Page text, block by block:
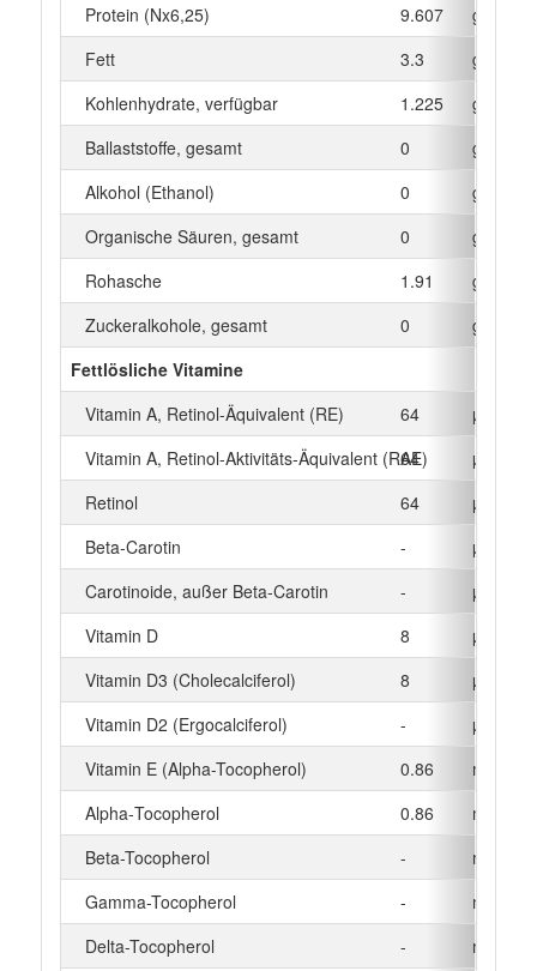
Protein (Nx6,25)
9.607
g
Fett
3.3
g
Kohlenhydrate, verfügbar
1.225
g
Ballaststoffe, gesamt
0
g
Alkohol (Ethanol)
0
g
Organische Säuren, gesamt
0
g
Rohasche
1.91
g
Zuckeralkohole, gesamt
0
g
Fettlösliche Vitamine
Vitamin A, Retinol-Äquivalent (RE)
64
µg
Vitamin A, Retinol-Aktivitäts-Äquivalent (RAE)
64
µg
Retinol
64
µg
Beta‑Carotin
-
µg
Carotinoide, außer Beta-Carotin
-
µg
Vitamin D
8
µg
Vitamin D3 (Cholecalciferol)
8
µg
Vitamin D2 (Ergocalciferol)
-
µg
Vitamin E (Alpha-Tocopherol)
0.86
mg
Alpha‑Tocopherol
0.86
mg
Beta-Tocopherol
-
mg
Gamma-Tocopherol
-
mg
Delta-Tocopherol
-
mg